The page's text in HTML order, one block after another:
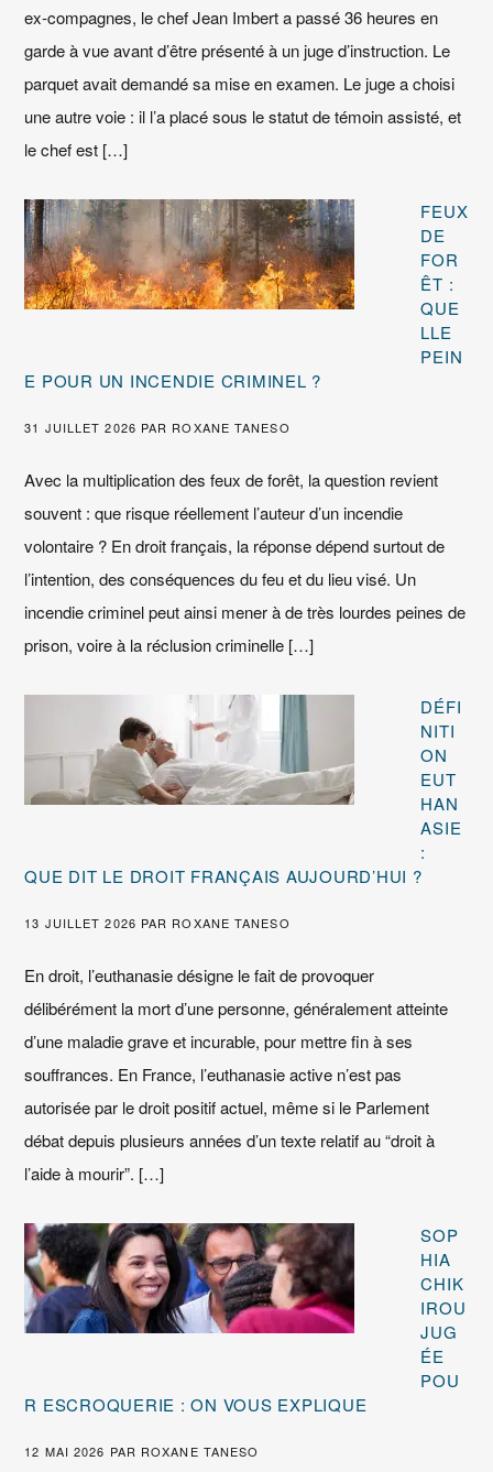
ex‑compagnes, le chef Jean Imbert a passé 36 heures en
garde à vue avant d’être présenté à un juge d’instruction. Le
parquet avait demandé sa mise en examen. Le juge a choisi
une autre voie : il l’a placé sous le statut de témoin assisté, et
le chef est […]
FEUX
DE
FOR
ÊT :
QUE
LLE
PEIN
E POUR UN INCENDIE CRIMINEL ?
31 JUILLET 2026 PAR ROXANE TANESO
Avec la multiplication des feux de forêt, la question revient
souvent : que risque réellement l’auteur d’un incendie
volontaire ? En droit français, la réponse dépend surtout de
l’intention, des conséquences du feu et du lieu visé. Un
incendie criminel peut ainsi mener à de très lourdes peines de
prison, voire à la réclusion criminelle […]
DÉFI
NITI
ON
EUT
HAN
ASIE
:
QUE DIT LE DROIT FRANÇAIS AUJOURD’HUI ?
13 JUILLET 2026 PAR ROXANE TANESO
En droit, l’euthanasie désigne le fait de provoquer
délibérément la mort d’une personne, généralement atteinte
d’une maladie grave et incurable, pour mettre fin à ses
souffrances. En France, l’euthanasie active n’est pas
autorisée par le droit positif actuel, même si le Parlement
débat depuis plusieurs années d’un texte relatif au “droit à
l’aide à mourir”. […]
SOP
HIA
CHIK
IROU
JUG
ÉE
POU
R ESCROQUERIE : ON VOUS EXPLIQUE
12 MAI 2026 PAR ROXANE TANESO